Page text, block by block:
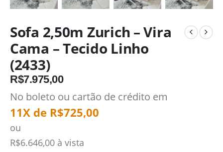
Sofa 2,50m Zurich – Vira
Cama – Tecido Linho
(2433)
R$7.975,00
No boleto ou cartão de crédito em
11X de R$725,00
ou
R$6.646,00 à vista